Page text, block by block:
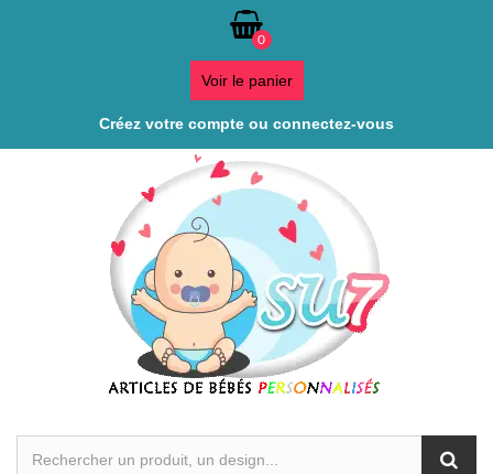
0
Voir le panier
Créez votre compte ou connectez-vous